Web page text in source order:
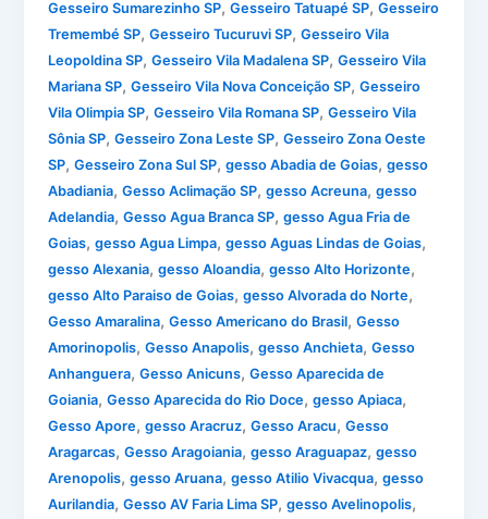
Gesseiro Sumarezinho SP,Gesseiro Tatuapé SP,Gesseiro
Tremembé SP,Gesseiro Tucuruvi SP,Gesseiro Vila
Leopoldina SP,Gesseiro Vila Madalena SP,Gesseiro Vila
Mariana SP,Gesseiro Vila Nova Conceição SP,Gesseiro
Vila Olimpia SP,Gesseiro Vila Romana SP,Gesseiro Vila
Sônia SP,Gesseiro Zona Leste SP,Gesseiro Zona Oeste
SP,Gesseiro Zona Sul SP,gesso Abadia de Goias,gesso
Abadiania,Gesso Aclimação SP,gesso Acreuna,gesso
Adelandia,Gesso Agua Branca SP,gesso Agua Fria de
Goias,gesso Agua Limpa,gesso Aguas Lindas de Goias,
gesso Alexania,gesso Aloandia,gesso Alto Horizonte,
gesso Alto Paraiso de Goias,gesso Alvorada do Norte,
Gesso Amaralina,Gesso Americano do Brasil,Gesso
Amorinopolis,Gesso Anapolis,gesso Anchieta,Gesso
Anhanguera,Gesso Anicuns,Gesso Aparecida de
Goiania,Gesso Aparecida do Rio Doce,gesso Apiaca,
Gesso Apore,gesso Aracruz,Gesso Aracu,Gesso
Aragarcas,Gesso Aragoiania,gesso Araguapaz,gesso
Arenopolis,gesso Aruana,gesso Atilio Vivacqua,gesso
Aurilandia,Gesso AV Faria Lima SP,gesso Avelinopolis,